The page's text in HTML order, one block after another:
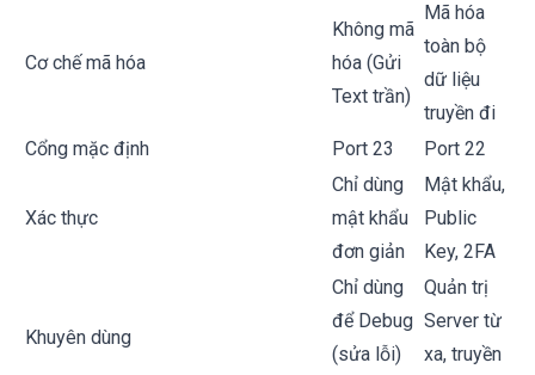
Cơ chế mã hóa
Không mã
hóa (Gửi
Text trần)
Mã hóa
toàn bộ
dữ liệu
truyền đi
Cổng mặc định
Port 23 Port 22
Xác thực
Chỉ dùng
mật khẩu
đơn giản
Mật khẩu,
Public
Key, 2FA
Khuyên dùng
Chỉ dùng
để Debug
(sửa lỗi)
Quản trị
Server từ
xa, truyền